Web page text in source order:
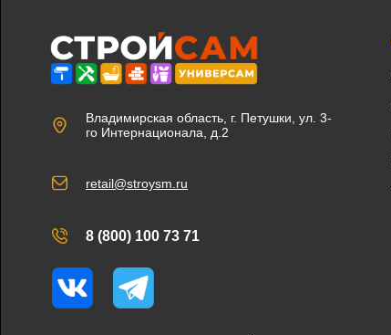
Владимирская область, г. Петушки, ул. 3-
го Интернационала, д.2
retail@stroysm.ru
8 (800) 100 73 71
Вконтакте
Telegram